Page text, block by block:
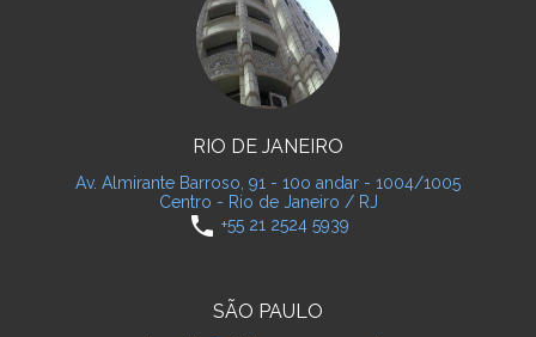
RIO DE JANEIRO
Av. Almirante Barroso, 91 - 10o andar - 1004/1005
Centro - Rio de Janeiro / RJ
phone +55 21 2524 5939
SÃO PAULO